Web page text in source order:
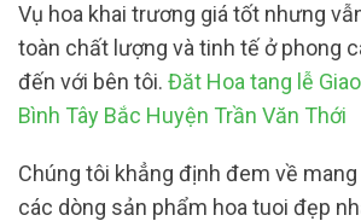
Vụ hoa khai trương giá tốt nhưng
toàn chất lượng và tinh tế ở phong
đến với bên tôi. Đăt Hoa tang lễ
Bình Tây Bắc Huyện Trần Văn Thới
Chúng tôi khẳng định đem về
các dòng sản phẩm hoa tuoi đẹp